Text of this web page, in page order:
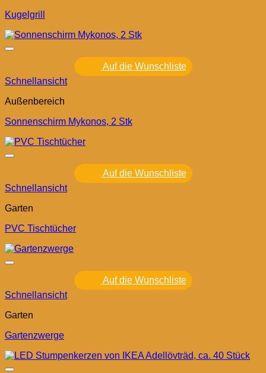
Kugelgrill
Auf die Wunschliste
Schnellansicht
Außenbereich
Sonnenschirm Mykonos, 2 Stk
Auf die Wunschliste
Schnellansicht
Garten
PVC Tischtücher
Auf die Wunschliste
Schnellansicht
Garten
Gartenzwerge